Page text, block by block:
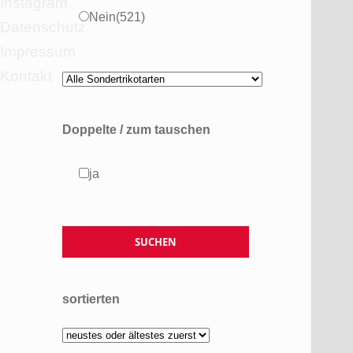
Nein(521)
Doppelte / zum tauschen
ja
sortierten